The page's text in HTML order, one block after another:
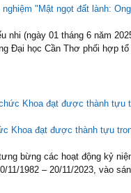
nghiệm "Mật ngọt đất lành:
nhi (ngày 01 tháng 6 năm
Đại học Cần Thơ phối hợp
Khoa đạt được thành tựu
bừng các hoạt động kỷ
11/1982 – 20/11/2023, vào